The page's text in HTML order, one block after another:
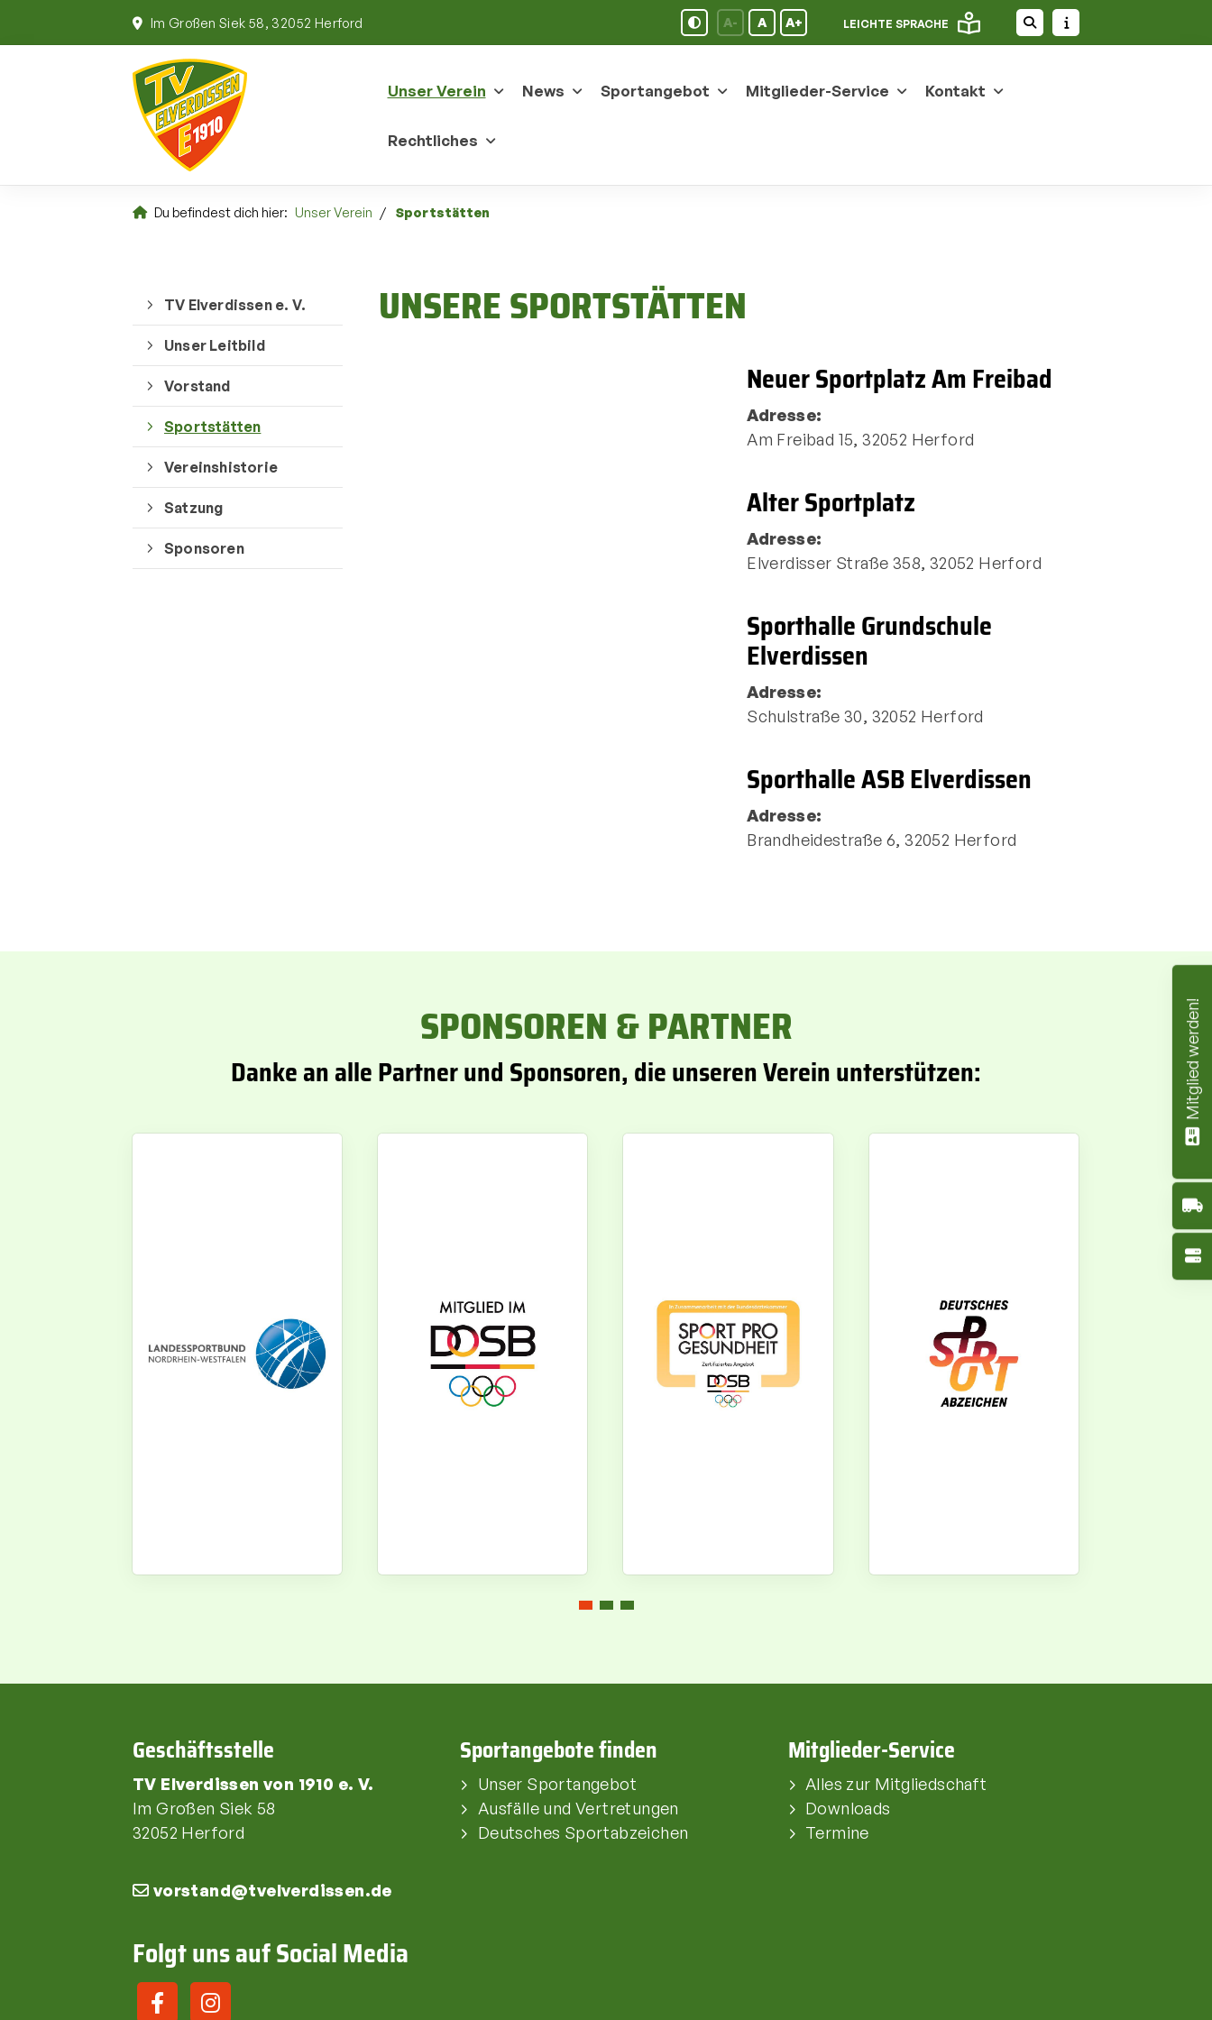
Im Großen Siek 58, 32052 Herford A- A A+ LEICHTE SPRACHE
Unser Verein News Sportangebot Mitglieder-Service Kontakt
Rechtliches
Du befindest dich hier: Unser Verein Sportstätten
UNSERE SPORTSTÄTTEN
Neuer Sportplatz Am Freibad
Adresse:
Am Freibad 15, 32052 Herford
Alter Sportplatz
Adresse:
Elverdisser Straße 358, 32052 Herford
Sporthalle Grundschule
Elverdissen
Adresse:
Schulstraße 30, 32052 Herford
Sporthalle ASB Elverdissen
Adresse:
Brandheidestraße 6, 32052 Herford
TV Elverdissen e. V.
Unser Leitbild
Vorstand
Sportstätten
Vereinshistorie
Satzung
Sponsoren
SPONSOREN & PARTNER
Danke an alle Partner und Sponsoren, die unseren Verein unterstützen:
Geschäftsstelle
TV Elverdissen von 1910 e. V.
Im Großen Siek 58
32052 Herford
vorstand@tvelverdissen.de
Sportangebote finden
Unser Sportangebot
Ausfälle und Vertretungen
Deutsches Sportabzeichen
Mitglieder-Service
Alles zur Mitgliedschaft
Downloads
Termine
Folgt uns auf Social Media
Mitglied werden!
QUICKLINKS
Geschäftsstelle Mitglieder-Service
Alles zur Mitgliedschaft
Downloads
Termine